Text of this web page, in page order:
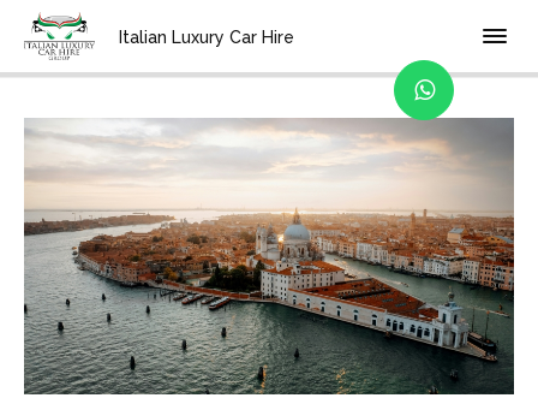
Italian Luxury Car Hire
Home Blog